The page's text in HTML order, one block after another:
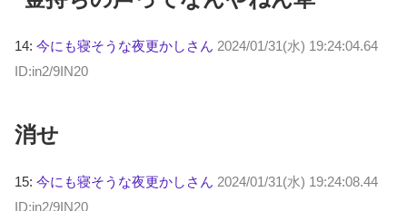
14: 今にも寝そうな夜更かしさん 2024/01/31(水) 19:24:04.64
ID:in2/9IN20
消せ
15: 今にも寝そうな夜更かしさん 2024/01/31(水) 19:24:08.44
ID:in2/9IN20